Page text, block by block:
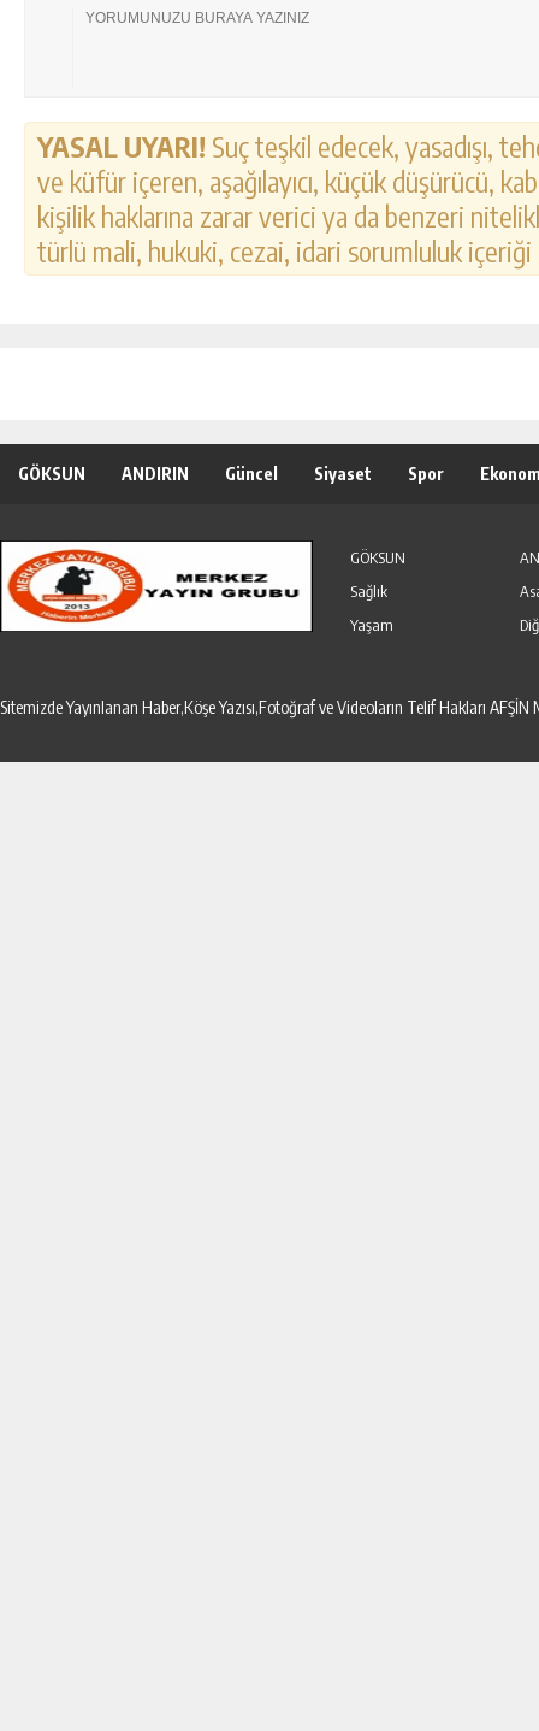
YASAL UYARI! Suç teşkil edecek, yasadışı,
ve küfür içeren, aşağılayıcı, küçük düşürücü,
kişilik haklarına zarar verici ya da benzeri
türlü mali, hukuki, cezai, idari sorumluluk
GÖKSUN ANDIRIN Güncel Siyaset Spor
GÖKSUN
Sağlık
Yaşam
Sitemizde Yayınlanan Haber,Köşe Yazısı,Fotoğraf ve Videoların Telif Hakları